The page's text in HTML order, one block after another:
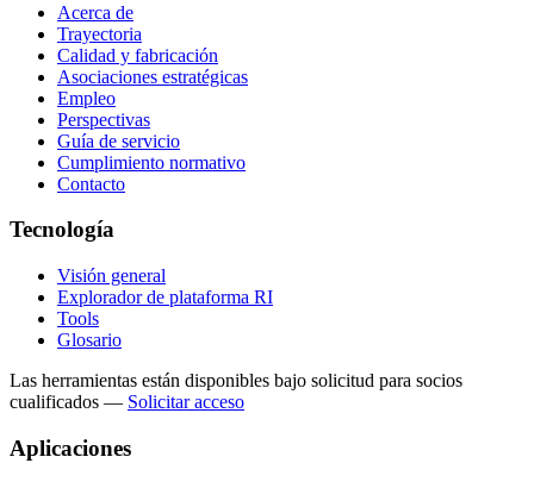
Acerca de
Trayectoria
Calidad y fabricación
Asociaciones estratégicas
Empleo
Perspectivas
Guía de servicio
Cumplimiento normativo
Contacto
Tecnología
Visión general
Explorador de plataforma RI
Tools
Glosario
Las herramientas están disponibles bajo solicitud para socios
cualificados — Solicitar acceso
Aplicaciones